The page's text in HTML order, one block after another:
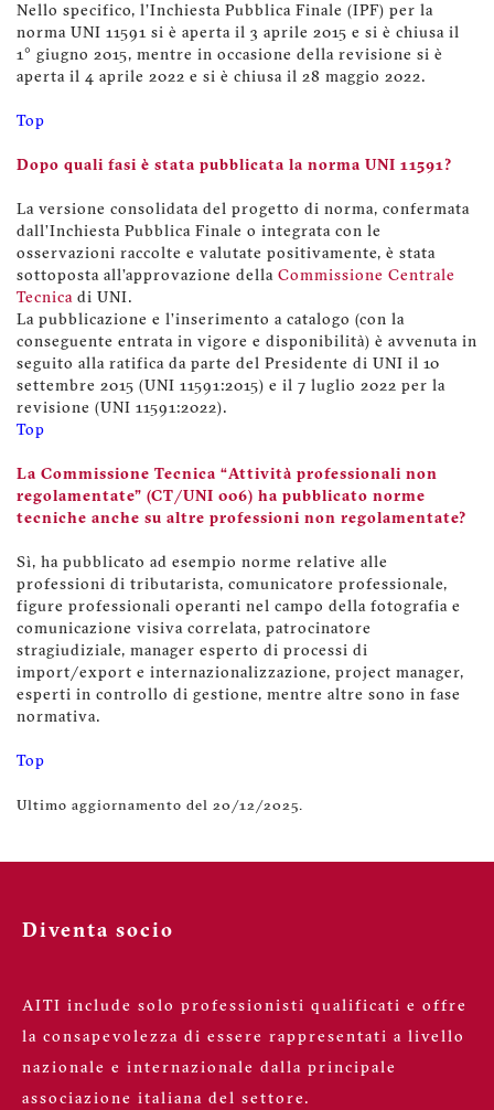
Nello specifico, l'Inchiesta Pubblica Finale (IPF) per la
norma UNI 11591 si è aperta il 3 aprile 2015 e si è chiusa il
1° giugno 2015, mentre in occasione della revisione si è
aperta il 4 aprile 2022 e si è chiusa il 28 maggio 2022.
Top
Dopo quali fasi è stata pubblicata la norma UNI 11591?
La versione consolidata del progetto di norma, confermata
dall’Inchiesta Pubblica Finale o integrata con le
osservazioni raccolte e valutate positivamente, è stata
sottoposta all’approvazione della Commissione Centrale
Tecnica di UNI.
La pubblicazione e l’inserimento a catalogo (con la
conseguente entrata in vigore e disponibilità) è avvenuta in
seguito alla ratifica da parte del Presidente di UNI il 10
settembre 2015 (UNI 11591:2015) e il 7 luglio 2022 per la
revisione (UNI 11591:2022).
Top
La Commissione Tecnica “Attività professionali non
regolamentate” (CT/UNI 006) ha pubblicato norme
tecniche anche su altre professioni non regolamentate?
Sì, ha pubblicato ad esempio norme relative alle
professioni di tributarista, comunicatore professionale,
figure professionali operanti nel campo della fotografia e
comunicazione visiva correlata, patrocinatore
stragiudiziale, manager esperto di processi di
import/export e internazionalizzazione, project manager,
esperti in controllo di gestione, mentre altre sono in fase
normativa.
Top
Ultimo aggiornamento del 20/12/2025.
Diventa socio
AITI include solo professionisti qualificati e offre
la consapevolezza di essere rappresentati a livello
nazionale e internazionale dalla principale
associazione italiana del settore.